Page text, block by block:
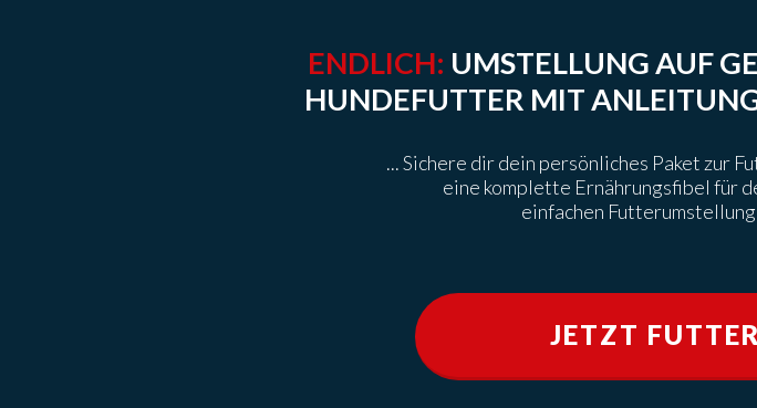
ENDLICH: UMSTELLUNG AUF
HUNDEFUTTER MIT
... Sichere dir dein persönliches Paket zur
eine komplette Ernährungsfibel für
einfachen
JETZT